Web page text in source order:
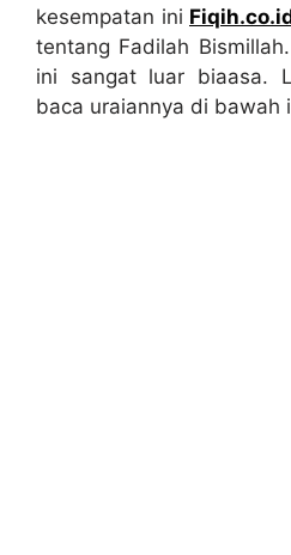
kesempatan ini
tentang Fadilah
ini sangat luar biaasa.
baca uraiannya di bawah